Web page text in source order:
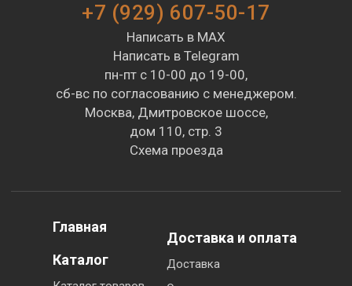
+7 (929) 607-50-17
Написать в MAX
Написать в Telegram
пн-пт с 10-00 до 19-00,
сб-вс по согласованию с менеджером.
Москва, Дмитровское шоссе,
дом 110, стр. 3
Схема проезда
Главная
Каталог
Доставка и оплата
Доставка